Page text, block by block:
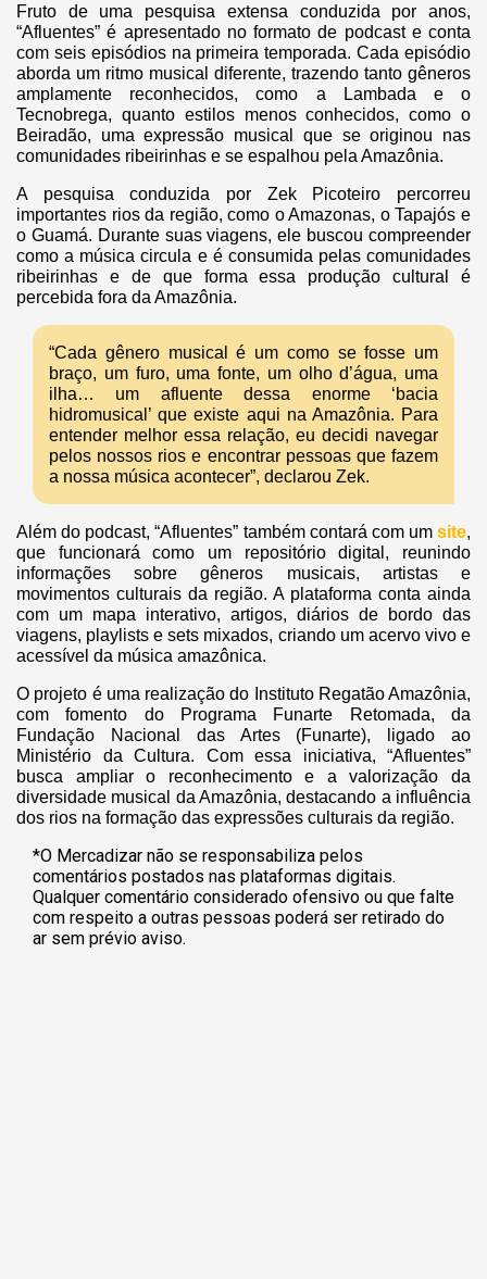
Fruto de uma pesquisa extensa conduzida por anos,
“Afluentes” é apresentado no formato de podcast e conta
com seis episódios na primeira temporada. Cada episódio
aborda um ritmo musical diferente, trazendo tanto gêneros
amplamente reconhecidos, como a Lambada e o
Tecnobrega, quanto estilos menos conhecidos, como o
Beiradão, uma expressão musical que se originou nas
comunidades ribeirinhas e se espalhou pela Amazônia.
A pesquisa conduzida por Zek Picoteiro percorreu
importantes rios da região, como o Amazonas, o Tapajós e
o Guamá. Durante suas viagens, ele buscou compreender
como a música circula e é consumida pelas comunidades
ribeirinhas e de que forma essa produção cultural é
percebida fora da Amazônia.
“Cada gênero musical é um como se fosse um
braço, um furo, uma fonte, um olho d’água, uma
ilha… um afluente dessa enorme ‘bacia
hidromusical’ que existe aqui na Amazônia. Para
entender melhor essa relação, eu decidi navegar
pelos nossos rios e encontrar pessoas que fazem
a nossa música acontecer”, declarou Zek.
Além do podcast, “Afluentes” também contará com um site,
que funcionará como um repositório digital, reunindo
informações sobre gêneros musicais, artistas e
movimentos culturais da região. A plataforma conta ainda
com um mapa interativo, artigos, diários de bordo das
viagens, playlists e sets mixados, criando um acervo vivo e
acessível da música amazônica.
O projeto é uma realização do Instituto Regatão Amazônia,
com fomento do Programa Funarte Retomada, da
Fundação Nacional das Artes (Funarte), ligado ao
Ministério da Cultura. Com essa iniciativa, “Afluentes”
busca ampliar o reconhecimento e a valorização da
diversidade musical da Amazônia, destacando a influência
dos rios na formação das expressões culturais da região.
*O Mercadizar não se responsabiliza pelos
comentários postados nas plataformas digitais.
Qualquer comentário considerado ofensivo ou que falte
com respeito a outras pessoas poderá ser retirado do
ar sem prévio aviso.